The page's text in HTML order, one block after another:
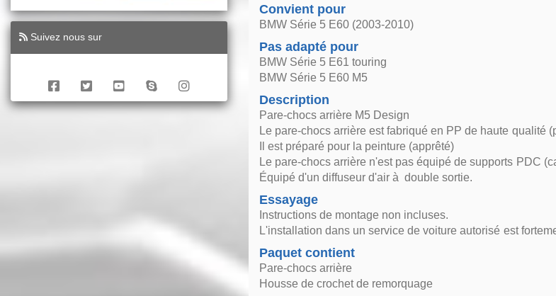
Suivez nous sur
Convient pour
BMW Série 5 E60 (2003-2010)
Pas adapté pour
BMW Série 5 E61 touring
BMW Série 5 E60 M5
Description
Pare-chocs arrière M5 Design
Le pare-chocs arrière est fabriqué en PP de haute qualité
Il est préparé pour la peinture (apprêté)
Le pare-chocs arrière n'est pas équipé de supports PDC
Équipé d'un diffuseur d'air à double sortie.
Essayage
Instructions de montage non incluses.
L'installation dans un service de voiture autorisé est
Paquet contient
Pare-chocs arrière
Housse de crochet de remorquage